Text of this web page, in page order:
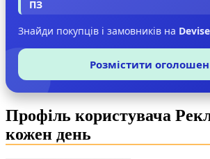
ПЗ
Знайди покупців і замовників на
Розмістити
Профіль користувача
кожен день